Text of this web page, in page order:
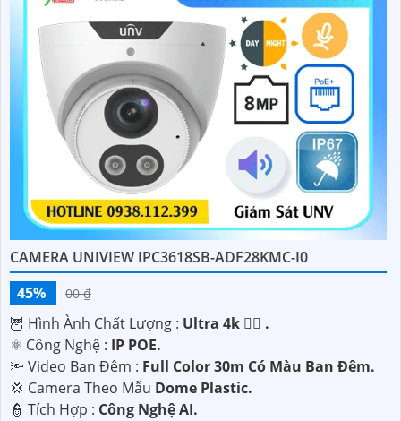
CAMERA UNIVIEW IPC3618SB-ADF28KMC-I0
45%
00 ₫
🦉 Hình Ành Chất Lượng : Ultra 4k 👍🏾 .
⚛️ Công Nghệ : IP POE.
🔦 Video Ban Đêm : Full Color 30m Có Màu Ban Ðêm.
💢 Camera Theo Mẫu Dome Plastic.
️👮 Tích Hợp : Công Nghệ AI.